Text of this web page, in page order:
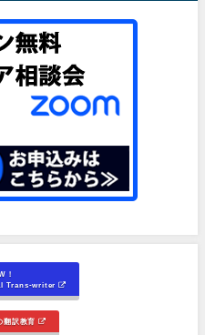
！
Trans-writer
翻訳教育